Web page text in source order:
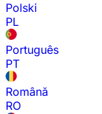
Polski
PL
Português
PT
Română
RO